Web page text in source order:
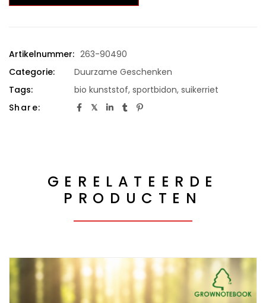
Artikelnummer: 263-90490
Categorie:
Duurzame Geschenken
Tags:
bio kunststof, sportbidon, suikerriet
Share:
GERELATEERDE
PRODUCTEN